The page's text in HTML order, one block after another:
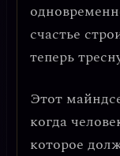
счастье
теперь
Этот
когда
которое